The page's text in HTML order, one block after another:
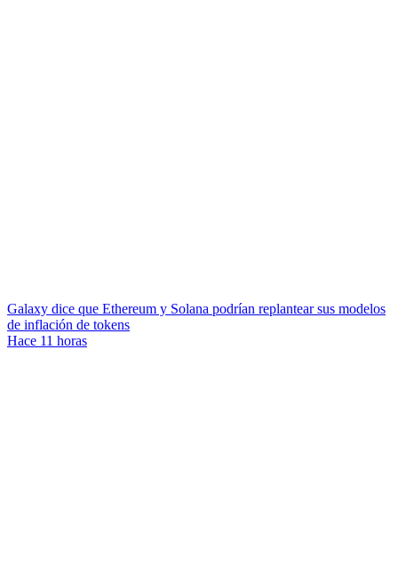
Galaxy dice que Ethereum y Solana podrían replantear sus modelos
de inflación de tokens
Hace 11 horas